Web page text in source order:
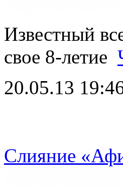
Известный
свое 8-летие
20.05.13
Слияние